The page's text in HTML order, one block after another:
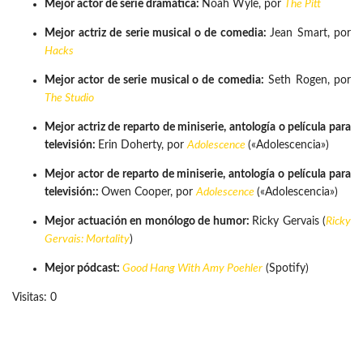
Mejor actor de serie dramática: Noah Wyle, por The Pitt
Mejor actriz de serie musical o de comedia: Jean Smart, por
Hacks
Mejor actor de serie musical o de comedia: Seth Rogen, por
The Studio
Mejor actriz de reparto de miniserie, antología o película para
televisión: Erin Doherty, por Adolescence («Adolescencia»)
Mejor actor de reparto de miniserie, antología o película para
televisión:: Owen Cooper, por Adolescence («Adolescencia»)
Mejor actuación en monólogo de humor: Ricky Gervais (Ricky
Gervais: Mortality)
Mejor pódcast: Good Hang With Amy Poehler (Spotify)
Visitas: 0